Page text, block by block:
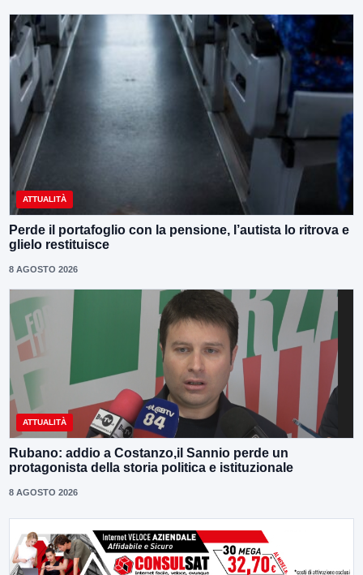
ATTUALITÀ
Perde il portafoglio con la pensione, l’autista lo ritrova e
glielo restituisce
8 AGOSTO 2026
ATTUALITÀ
Rubano: addio a Costanzo,il Sannio perde un
protagonista della storia politica e istituzionale
8 AGOSTO 2026